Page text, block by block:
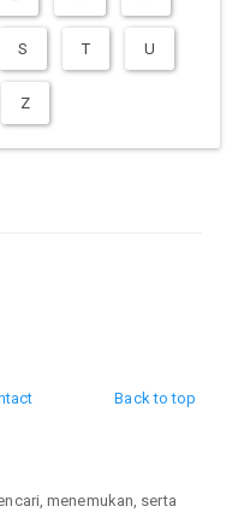
S T U
Z
Back to top
menemukan, serta